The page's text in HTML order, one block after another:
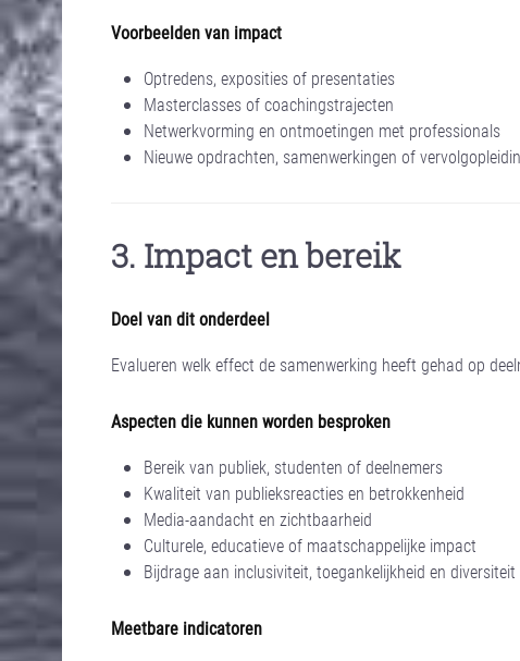
Voorbeelden van impact
Optredens, exposities of presentaties
Masterclasses of coachingstrajecten
Netwerkvorming en ontmoetingen met professionals
Nieuwe opdrachten, samenwerkingen of
3. Impact en bereik
Doel van dit onderdeel
Evalueren welk effect de samenwerking heeft gehad op
Aspecten die kunnen worden besproken
Bereik van publiek, studenten of deelnemers
Kwaliteit van publieksreacties en betrokkenheid
Media-aandacht en zichtbaarheid
Culturele, educatieve of maatschappelijke impact
Bijdrage aan inclusiviteit, toegankelijkheid en diversiteit
Meetbare indicatoren